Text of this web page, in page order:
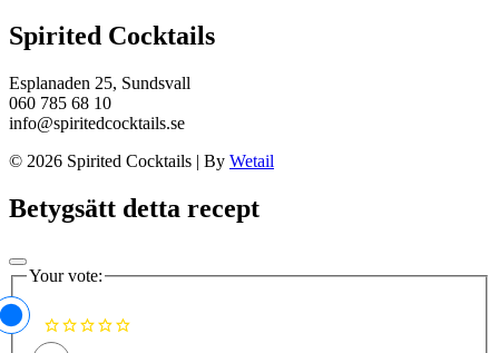
Spirited Cocktails
Esplanaden 25, Sundsvall
060 785 68 10
info@spiritedcocktails.se
© 2026 Spirited Cocktails | By Wetail
Betygsätt detta recept
Your vote: